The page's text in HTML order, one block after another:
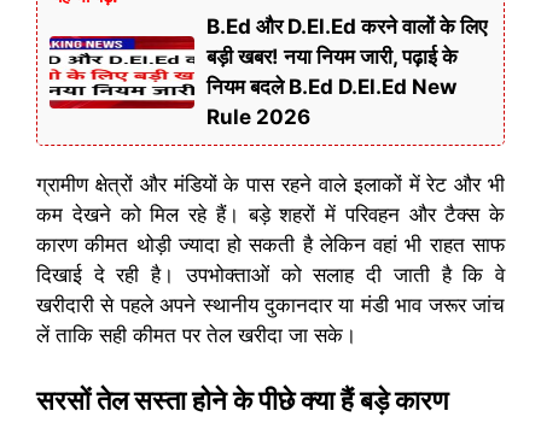
B.Ed और D.El.Ed करने वालों के लिए
बड़ी खबर! नया नियम जारी, पढ़ाई के
नियम बदले B.Ed D.El.Ed New
Rule 2026
ग्रामीण क्षेत्रों और मंडियों के पास रहने वाले इलाकों में रेट और भी
कम देखने को मिल रहे हैं। बड़े शहरों में परिवहन और टैक्स के
कारण कीमत थोड़ी ज्यादा हो सकती है लेकिन वहां भी राहत साफ
दिखाई दे रही है। उपभोक्ताओं को सलाह दी जाती है कि वे
खरीदारी से पहले अपने स्थानीय दुकानदार या मंडी भाव जरूर जांच
लें ताकि सही कीमत पर तेल खरीदा जा सके।
सरसों तेल सस्ता होने के पीछे क्या हैं बड़े कारण